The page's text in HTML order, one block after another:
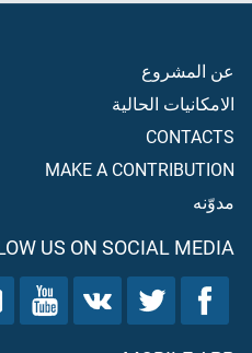
عن المشروع
الامكانيات الحالية
CONTACTS
MAKE A CONTRIBUTION
مدوّنه
US ON SOCIAL MEDIA